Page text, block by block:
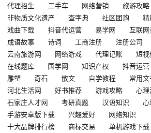
代理招生
二手车 网络营销
旅游攻略
非物质文化遗产
查字典 社区团购
精
戏曲下载
抖音代运营 易学网 互联
成语故事
诗词 工商注册 注册公司
云南旅游网
网络游戏 代理记账
短
在线题库
国学网 知识产权 抖音运营
雕塑
奇石 散文 自学教程
常用
河北生活网
好书推荐 游戏攻略
心
石家庄人才网
考研真题 汉语知识
手游安卓版下载
兴趣爱好
网络知识
十大品牌排行榜
商标交易
单机游戏下载